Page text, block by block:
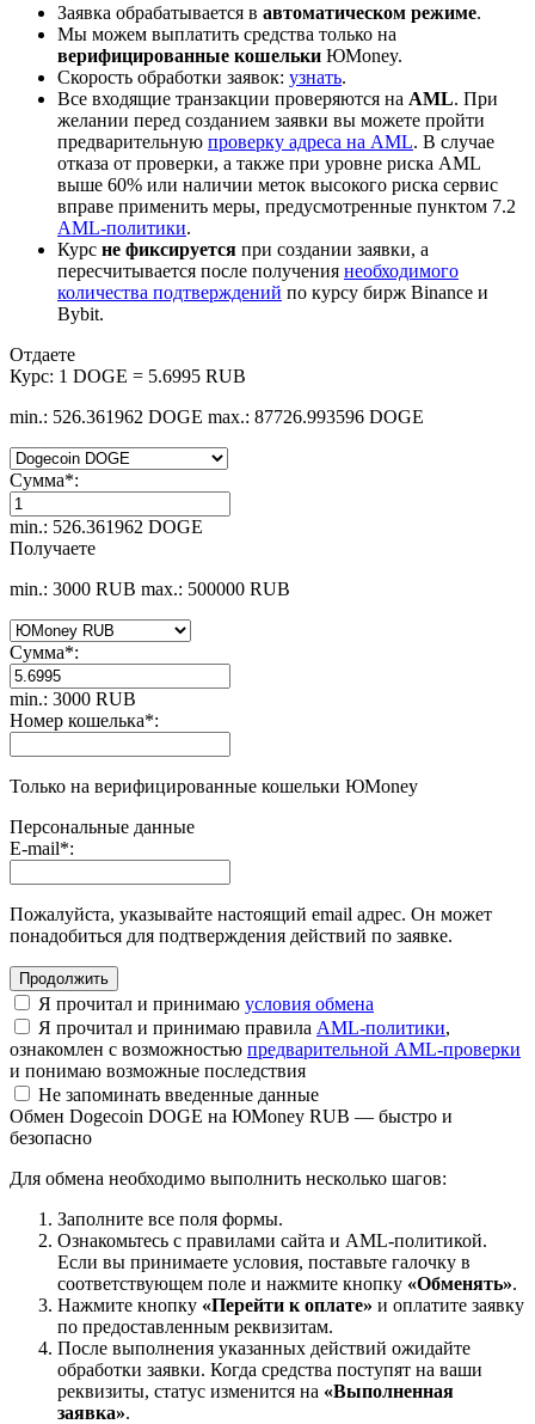
Заявка обрабатывается в автоматическом режиме.
Мы можем выплатить средства только на
верифицированные кошельки ЮMoney.
Скорость обработки заявок: узнать.
Все входящие транзакции проверяются на AML. При
желании перед созданием заявки вы можете пройти
предварительную проверку адреса на AML. В случае
отказа от проверки, а также при уровне риска AML
выше 60% или наличии меток высокого риска сервис
вправе применить меры, предусмотренные пунктом 7.2
AML-политики.
Курс не фиксируется при создании заявки, а
пересчитывается после получения необходимого
количества подтверждений по курсу бирж Binance и
Bybit.
Отдаете
Курс: 1 DOGE = 5.6995 RUB
min.: 526.361962 DOGE max.: 87726.993596 DOGE
Сумма*:
min.: 526.361962 DOGE
Получаете
min.: 3000 RUB max.: 500000 RUB
Сумма*:
min.: 3000 RUB
Номер кошелька*:
Только на верифицированные кошельки ЮMoney
Персональные данные
E-mail*:
Пожалуйста, указывайте настоящий email адрес. Он может
понадобиться для подтверждения действий по заявке.
Я прочитал и принимаю условия обмена
Я прочитал и принимаю правила AML-политики,
ознакомлен с возможностью предварительной AML-проверки
и понимаю возможные последствия
Не запоминать введенные данные
Обмен Dogecoin DOGE на ЮMoney RUB — быстро и
безопасно
Для обмена необходимо выполнить несколько шагов:
Заполните все поля формы.
Ознакомьтесь с правилами сайта и AML-политикой.
Если вы принимаете условия, поставьте галочку в
соответствующем поле и нажмите кнопку «Обменять».
Нажмите кнопку «Перейти к оплате» и оплатите заявку
по предоставленным реквизитам.
После выполнения указанных действий ожидайте
обработки заявки. Когда средства поступят на ваши
реквизиты, статус изменится на «Выполненная
заявка».